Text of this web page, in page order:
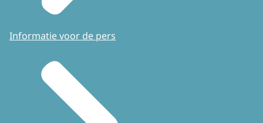
Informatie voor de pers